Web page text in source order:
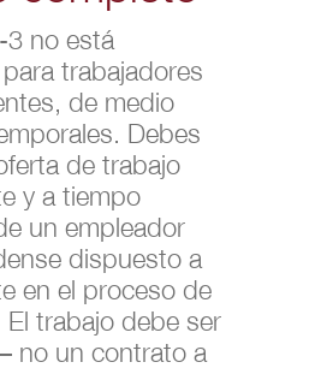
3 no está
trabajadores
de medio
Debes
de trabajo
y a tiempo
un empleador
dispuesto a
en el proceso de
El trabajo debe ser
no un contrato a